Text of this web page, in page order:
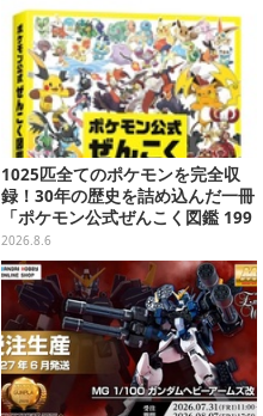
1025匹全てのポケモンを完全収
録！30年の歴史を詰め込んだ一冊
「ポケモン公式ぜんこく図鑑 199
6-2026」が大ボリューム
2026.8.6